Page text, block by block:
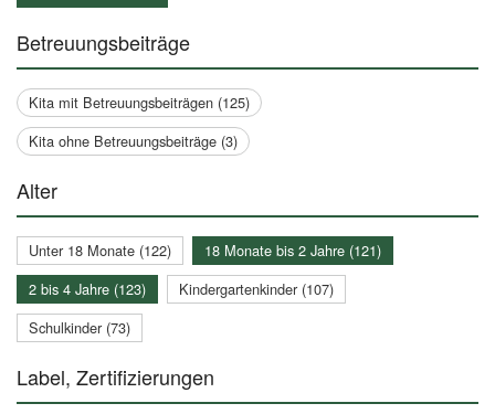
Betreuungsbeiträge
Kita mit Betreuungsbeiträgen (125)
Kita ohne Betreuungsbeiträge (3)
Alter
Unter 18 Monate (122)
18 Monate bis 2 Jahre (121)
2 bis 4 Jahre (123)
Kindergartenkinder (107)
Schulkinder (73)
Label, Zertifizierungen